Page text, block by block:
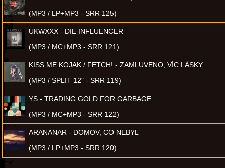
(MP3 / LP+MP3 - SRR 125)
UKWXXX - DIE INFLUENCER
(MP3 / MC+MP3 - SRR 121)
KISS ME KOJAK / FETCH! - ZAMLUVENO, VÍC LÁSKY
(MP3 / SPLIT 12" - SRR 119)
YS - TRADING GOLD FOR GARBAGE
(MP3 / MC+MP3 - SRR 122)
ARANANAR - DOMOV, CO NEBYL
(MP3 / LP+MP3 - SRR 120)